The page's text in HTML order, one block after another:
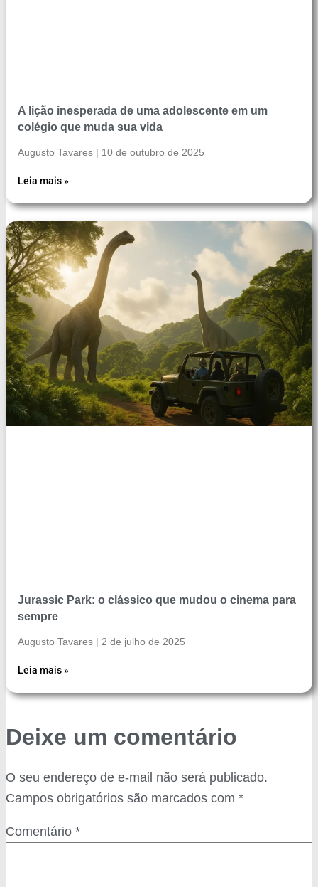
A lição inesperada de uma adolescente em um
colégio que muda sua vida
Augusto Tavares 10 de outubro de 2025
Leia mais »
Jurassic Park: o clássico que mudou o cinema para
sempre
Augusto Tavares 2 de julho de 2025
Leia mais »
Deixe um comentário
O seu endereço de e-mail não será publicado.
Campos obrigatórios são marcados com *
Comentário *